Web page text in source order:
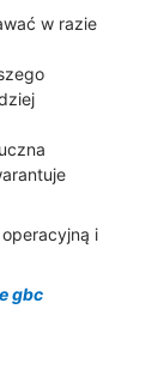
w razie
i
gbc